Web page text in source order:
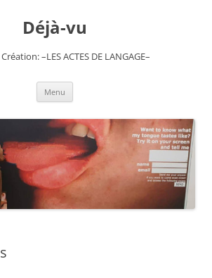
Déjà-vu
–LES ACTES DE LANGAGE–
Menu